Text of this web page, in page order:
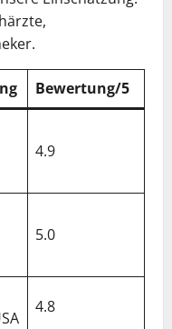
Bewertung/5
4.9
5.0
4.8